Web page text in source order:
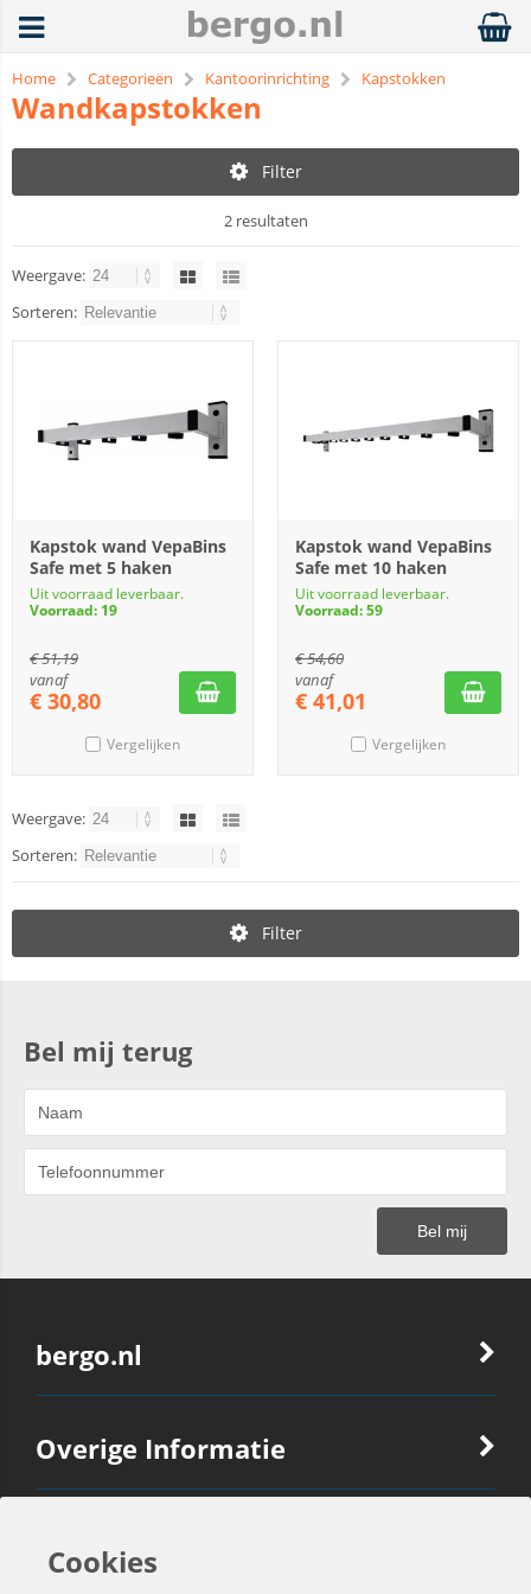
Home Categorieën Kantoorinrichting Kapstokken
Wandkapstokken
Filter
2 resultaten
Weergave:
Sorteren:
Kapstok wand VepaBins
Safe met 5 haken
Uit voorraad leverbaar.
Voorraad: 19
€51,19
vanaf
€ 30,80
Vergelijken
Kapstok wand VepaBins
Safe met 10 haken
Uit voorraad leverbaar.
Voorraad: 59
€54,60
vanaf
€ 41,01
Vergelijken
Weergave:
Sorteren:
Filter
Bel mij terug
bergo.nl
Overige Informatie
Ook Interessant
Cookies